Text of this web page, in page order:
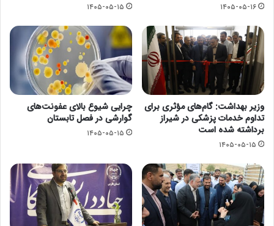
۱۴۰۵-۰۵-۱۶ ۱۴۰۵-۰۵-۱۵
وزیر بهداشت: گام‌های مؤثری برای
تداوم خدمات پزشکی در شیراز
برداشته شده است
۱۴۰۵-۰۵-۱۵
چرایی شیوع بالای عفونت‌های
گوارشی در فصل تابستان
۱۴۰۵-۰۵-۱۵